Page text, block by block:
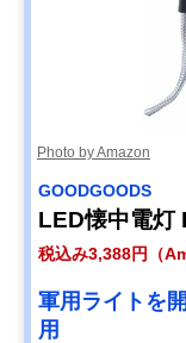
Photo by Amazon
GOODGOODS
LED懐中電灯
税込み3,388円（
軍用ライトを
用